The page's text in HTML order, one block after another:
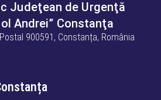
Judeţean de Urgenţă
Andrei” Constanţa
900591, Constanța, România